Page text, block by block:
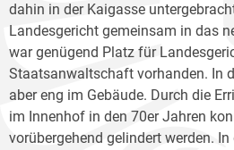
dahin in der Kaigasse
Landesgericht gemeinsam in das
war genügend Platz für
Staatsanwaltschaft vorhanden. In
aber eng im Gebäude. Durch die
im Innenhof in den 70er Jahren
vorübergehend gelindert werden.